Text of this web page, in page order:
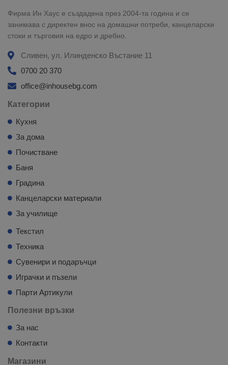
Фирма Ин Хаус е създадена през 2004-та година и се
занимава с директен внос на домашни потреби, канцеларски
стоки и търговия на едро и дребно.
Сливен, ул. Илинденско Въстание 11
0700 20 370
office@inhousebg.com
Категории
Кухня
За дома
Почистване
Баня
Градина
Канцеларски материали
За училище
Текстил
Техника
Сувенири и подаръчци
Играчки и пъзели
Парти Артикули
Полезни връзки
За нас
Контакти
Магазини